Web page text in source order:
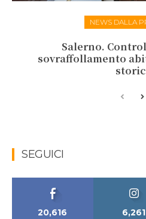
NEWS DALLA
Salerno.
sovraffollamento
SEGUICI
20,616 6,261